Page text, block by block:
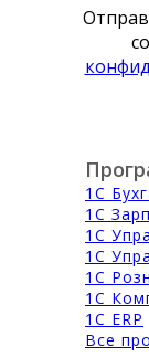
1С
1С
1С
1С
1С
1С
1С ERP
Все